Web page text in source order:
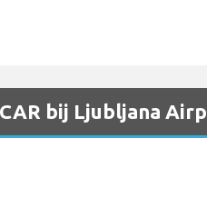
bij Ljubljana